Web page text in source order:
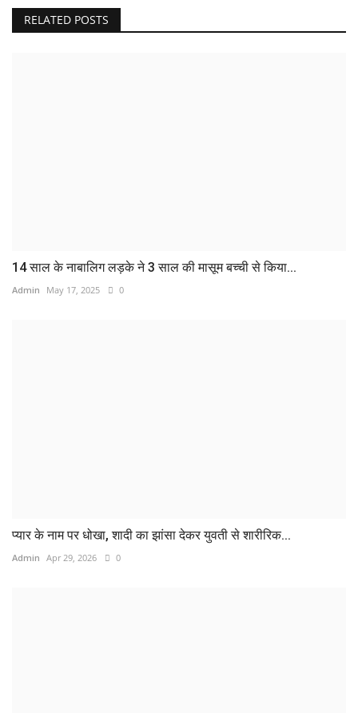
RELATED POSTS
14 साल के नाबालिग लड़के ने 3 साल की मासूम बच्ची से किया...
Admin May 17, 2025 0
प्यार के नाम पर धोखा, शादी का झांसा देकर युवती से शारीरिक...
Admin Apr 29, 2026 0